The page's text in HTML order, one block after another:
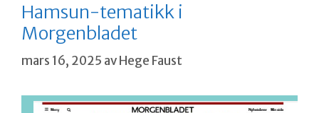
Hamsun-tematikk i
Morgenbladet
mars 16, 2025 avHege Faust